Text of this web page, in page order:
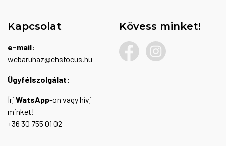
Kapcsolat
e-mail:
webaruhaz@ehsfocus.hu
Ügyfélszolgálat:
Írj WatsApp-on vagy hívj
minket!
+36 30 755 01 02
Kövess minket!